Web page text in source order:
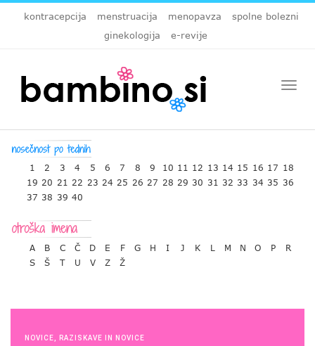
kontracepcija menstruacija menopavza
spolne bolezni
ginekologija
e-revije
1 2 3 4 5 6 7 8 9 10 11 12 13 14 15 16 17 18
19 20 21 22 23 24 25 26 27 28 29 30 31 32 33 34 35 36
37 38 39 40
A B C Č D E F G H I J K L M N O P
R
S
Š T U V Z Ž
NOVICE RAZISKAVE IN NOVICE